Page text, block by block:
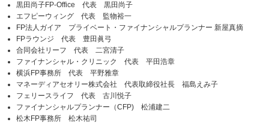
黒田尚子FP-Office 代表 黒田尚子
エフピーウィング 代表 監物裕一
FP法人ガイア プライベート・ファイナンシャルプランナー 新屋真摘
FPラウンジ 代表 豊田眞弓
合同会社リーフ 代表 二宮清子
ファイナンシャル・クリニック 代表 平田浩章
横浜FP事務所 代表 平野雅章
マネーディアセオリー株式会社 代表取締役社長 福島えみ子
フェリースライフ 代表 古川悦子
ファイナンシャルプランナー（CFP) 松浦建二
松木FP事務所 松木祐司